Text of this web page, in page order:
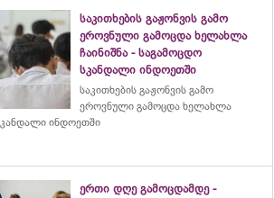
საკითხების გაჟონვის გამო
ეროვნული გამოცდა ხელახლა
ჩაინიშნა - საგამოცდო
სკანდალი ინდოეთში
საკითხების გაჟონვის გამო
ეროვნული გამოცდა ხელახლა
ინდოეთში
ერთი დღე გამოცდამდე -